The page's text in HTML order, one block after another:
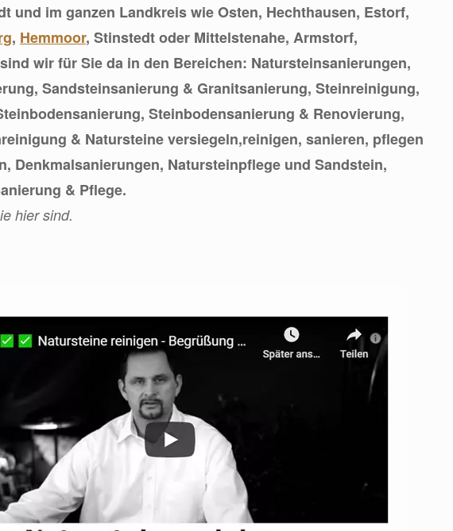
und im ganzen Landkreis wie Osten, Hechthausen, Estorf,
, Hemmoor, Stinstedt oder Mittelstenahe, Armstorf,
wir für Sie da in den Bereichen: Natursteinsanierungen,
Sandsteinsanierung & Granitsanierung, Steinreinigung,
Steinbodensanierung & Renovierung,
& Natursteine versiegeln,reinigen, sanieren, pflegen
Denkmalsanierungen, Natursteinpflege und Sandstein,
& Pflege.
hier sind.